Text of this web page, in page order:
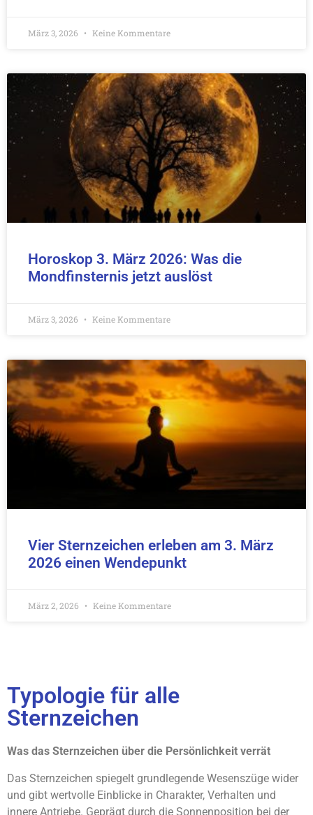
März 3, 2026 Keine Kommentare
Horoskop 3. März 2026: Was die
Mondfinsternis jetzt auslöst
März 3, 2026 Keine Kommentare
Vier Sternzeichen erleben am 3. März
2026 einen Wendepunkt
März 2, 2026 Keine Kommentare
Typologie für alle
Sternzeichen
Was das Sternzeichen über die Persönlichkeit verrät
Das Sternzeichen spiegelt grundlegende Wesenszüge wider
und gibt wertvolle Einblicke in Charakter, Verhalten und
innere Antriebe. Geprägt durch die Sonnenposition bei der